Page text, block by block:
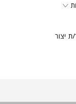
יצור
לנשים ולגברים כאחד.